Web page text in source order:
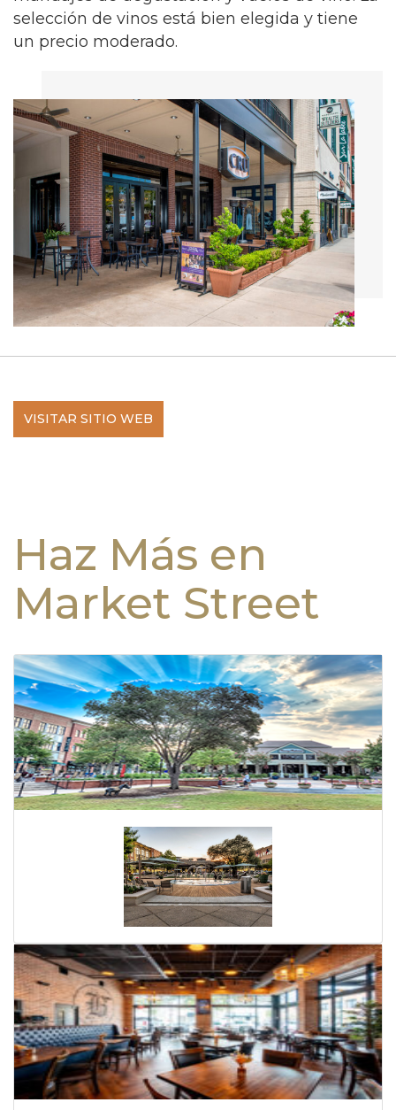
selección de vinos está bien elegida y tiene
un precio moderado.
VISITAR SITIO WEB
Haz Más en
Market Street